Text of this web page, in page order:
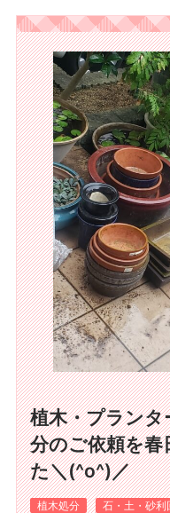
植木・プランタ
分のご依頼を
た＼(^o^)／
植木処分 石・土・砂利